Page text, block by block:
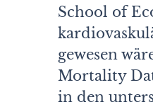
School of
gewe­sen
Mortality
in den